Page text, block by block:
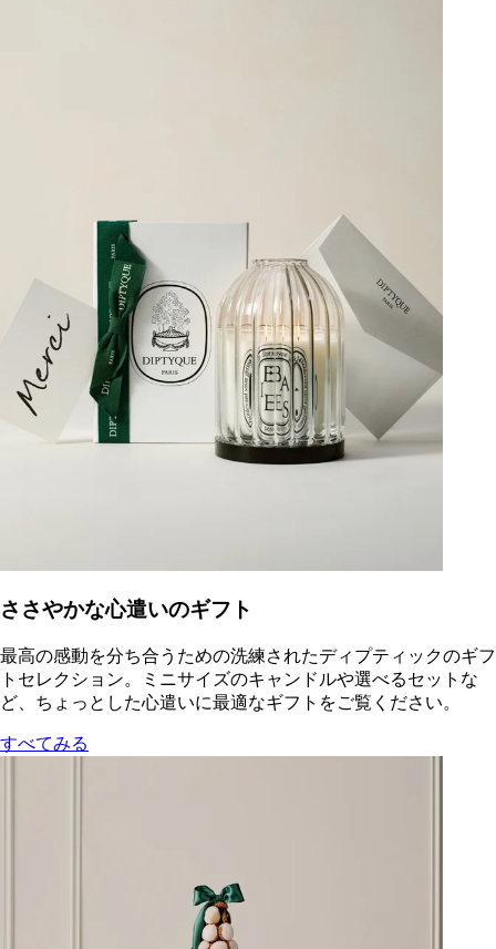
ささやかな心遣いのギフト
最高の感動を分ち合うための洗練されたディプティックのギフ
トセレクション。ミニサイズのキャンドルや選べるセットな
ど、ちょっとした心遣いに最適なギフトをご覧ください。
すべてみる